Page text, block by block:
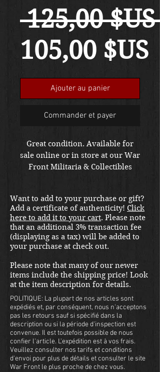
125,00 $US
105,00 $US
Ajouter au panier
Commander et payer
Great condition. Available for
sale online or in store at our War
Front Militaria & Collectibles
Want to add to your purchase or gift?
Add a certificate of authenticity! Click
here to add it to your cart. Please note
that an additional 3% transaction fee
(displaying as a tax) will be added to
your purchase at check out.
Please note that many of our newer
items include the shipping price! Look
at the item description for details.
POLITIQUE: La plupart de nos articles sont
expédiés et, par conséquent, nous n'acceptons
pas les retours sauf si spécifié dans la
description ou si la période d'inspection est
convenue. Il est toutefois possible de nous
confier l'article. L'expédition est à vos frais.
Veuillez consulter nos tarifs et conditions
d'envoi pour plus de détails et consulter le site
War Front le plus proche de chez vous.